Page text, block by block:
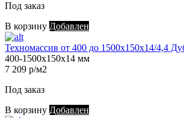
Под заказ
В корзину Добавлен
Техномассив от 400 до 1500х150х14/4,4
400-1500х150х14 мм
7 209 р/м2
Под заказ
В корзину Добавлен